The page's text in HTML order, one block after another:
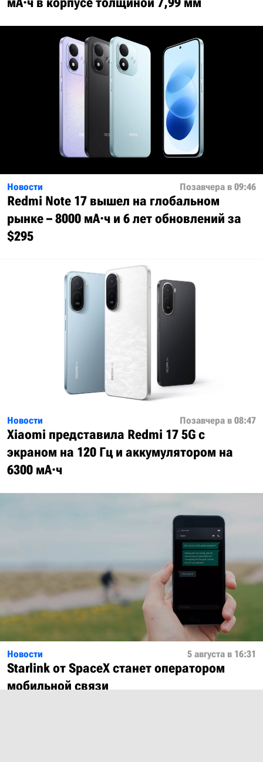
Новости Позавчера в 09:46
Redmi Note 17 вышел на глобальном
рынке – 8000 мА·ч и 6 лет обновлений за
$295
Новости Позавчера в 08:47
Xiaomi представила Redmi 17 5G с
экраном на 120 Гц и аккумулятором на
6300 мА·ч
Новости 5 августа в 16:31
Starlink от SpaceX станет оператором
мобильной связи